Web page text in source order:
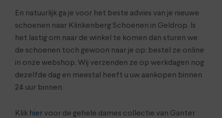
En natuurlijk ga je voor het beste advies van je nieuwe
schoenen naar Klinkenberg Schoenen in Geldrop. Is
het lastig om naar de winkel te komen dan sturen we
de schoenen toch gewoon naar je op: bestel ze online
in onze webshop. Wij verzenden ze op werkdagen nog
dezelfde dag en meestal heeft u uw aankopen binnen
24 uur binnen.
Klik hiervoor de gehele dames collectie van Ganter